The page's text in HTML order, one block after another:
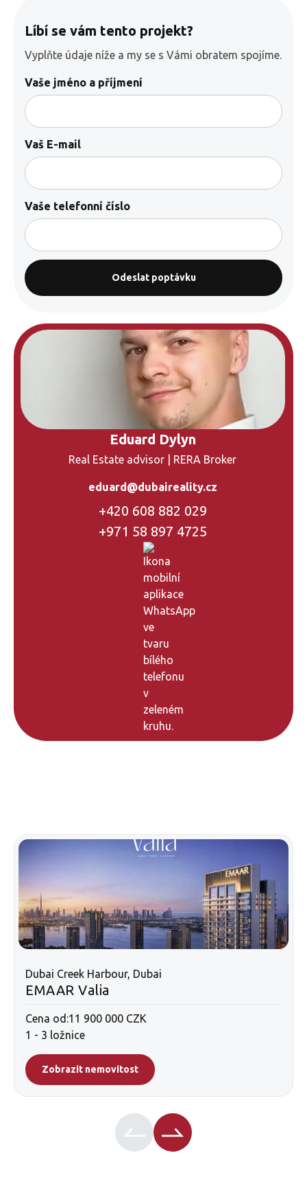
Líbí se vám tento projekt?
Vyplňte údaje níže a my se s Vámi obratem spojíme.
Vaše jméno a příjmení
Vaš E-mail
Vaše telefonní číslo
Eduard Dylyn
Real Estate advisor | RERA Broker
eduard@dubaireality.cz
+420 608 882 029
+971 58 897 4725
Dubai Creek Harbour, Dubai
EMAAR Valia
Cena od:11 900 000 CZK
1 - 3 ložnice
Zobrazit nemovitost